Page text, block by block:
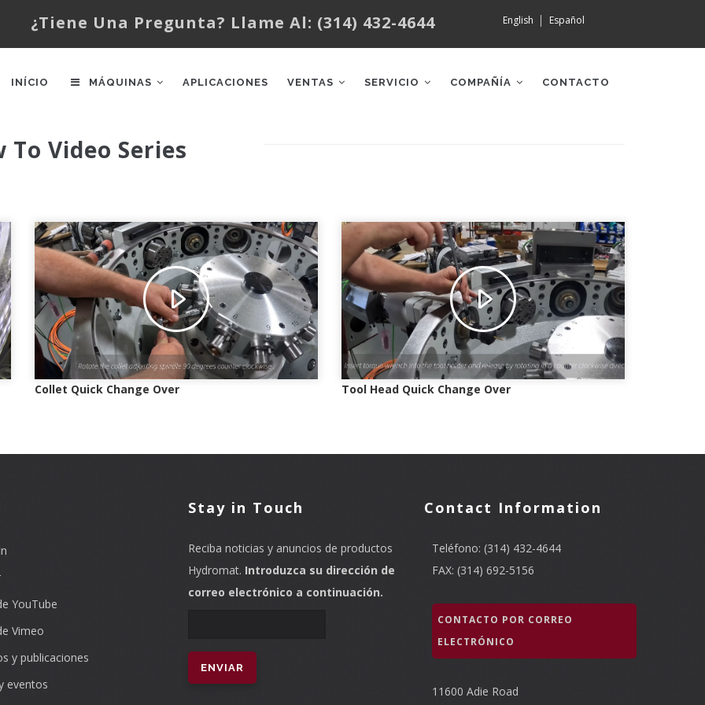
¿Tiene Una Pregunta? Llame Al: (314) 432-4644 English Español
INÍCIO MÁQUINAS APLICACIONES VENTAS SERVICIO COMPAÑÍA CONTACTO
Video Series
Collet Quick Change Over Tool Head Quick Change Over
YouTube
Vimeo
y publicaciones
eventos
Stay in Touch
Reciba noticias y anuncios de productos
Hydromat. Introduzca su dirección de
correo electrónico a continuación.
Contact Information
Teléfono: (314) 432-4644
FAX: (314) 692-5156
CONTACTO POR CORREO
ELECTRÓNICO
11600 Adie Road